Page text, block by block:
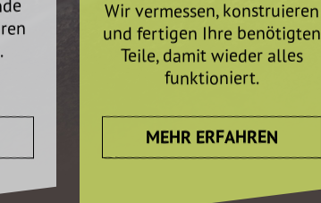
Wir vermessen, konstruieren
und fertigen Ihre benötigten
Teile, damit wieder alles
funktioniert.
MEHR ERFAHREN